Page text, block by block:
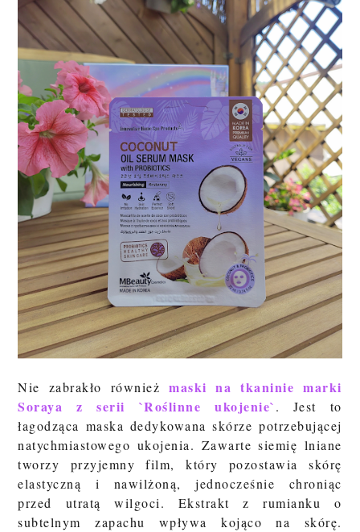
Nie zabrakło również maski na tkaninie marki
Soraya z serii `Roślinne ukojenie`.
Jest to
łagodząca maska dedykowana skórze potrzebującej
natychmiastowego ukojenia. Zawarte siemię lniane
tworzy przyjemny film, który pozostawia skórę
elastyczną i nawilżoną, jednocześnie chroniąc
przed utratą wilgoci. Ekstrakt z rumianku o
subtelnym zapachu wpływa kojąco na skórę.